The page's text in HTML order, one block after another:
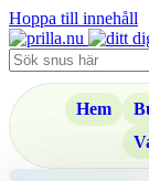
Hoppa till innehåll
Hem